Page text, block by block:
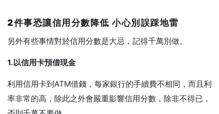
2件事恐讓信用分數降低 小心別誤踩地雷
另外有些事情對於信用分數是大忌，記得千萬別做。
1.以信用卡預借現金
利用信用卡到ATM借錢，每家銀行的手續費不相同，而且利
率非常的高，除此之外會嚴重影響信用分數，除非不得已，